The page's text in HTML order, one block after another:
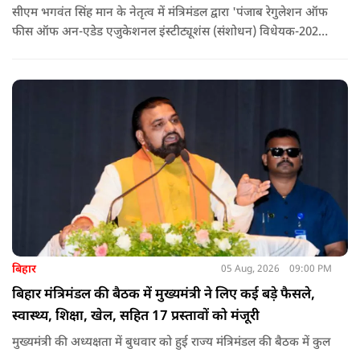
सीएम भगवंत सिंह मान के नेतृत्व में मंत्रिमंडल द्वारा 'पंजाब रेगुलेशन ऑफ
फीस ऑफ अन-एडेड एजुकेशनल इंस्टीट्यूशंस (संशोधन) विधेयक-2026'
अन्य प्रस्तावों को भी मंजूरी दी गई है.
बिहार 05 Aug, 2026 09:00 PM
बिहार मंत्रिमंडल की बैठक में मुख्यमंत्री ने लिए कई बड़े फैसले,
स्वास्थ्य, शिक्षा, खेल, सहित 17 प्रस्तावों को मंजूरी
मुख्यमंत्री की अध्यक्षता में बुधवार को हुई राज्य मंत्रिमंडल की बैठक में कुल